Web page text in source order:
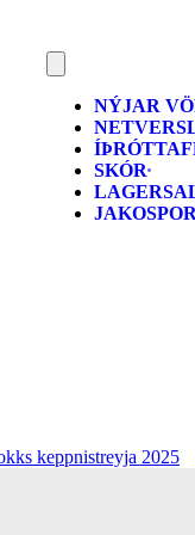
NÝJAR
SKÓR
keppnistreyja 2025